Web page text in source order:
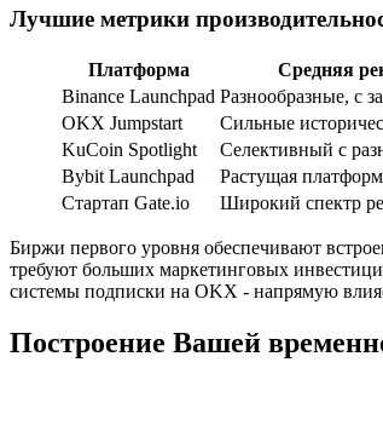
Лучшие метрики
Платформа Средняя
Binance Launchpad Разнообразные, с
OKX Jumpstart
Сильные
KuCoin Spotlight
Селективный с
Bybit Launchpad
Растущая
Стартап Gate.io
Широкий спектр
Биржи первого уровня обеспечивают
требуют больших маркетинговых
системы подписки на OKX - напрямую
Построение Вашей